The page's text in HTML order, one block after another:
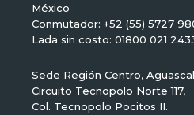
México
Conmutador: +52 (55) 5727
Lada sin costo: 01800 021
Sede Región Centro,
Circuito Tecnopolo Norte 117,
Col. Tecnopolo Pocitos II.